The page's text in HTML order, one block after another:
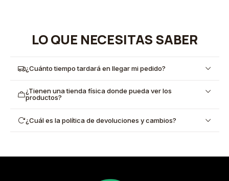
LO QUE NECESITAS SABER
¿Cuánto tiempo tardará en llegar mi pedido?
¿Tienen una tienda física donde pueda ver los
productos?
¿Cuál es la política de devoluciones y cambios?